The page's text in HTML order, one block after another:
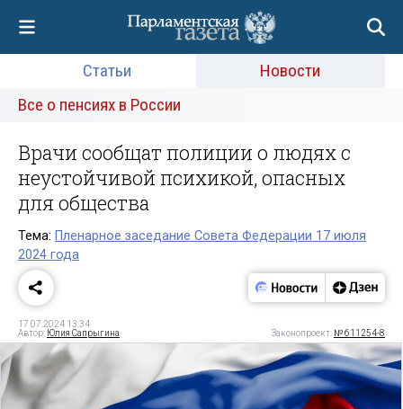
Статьи
Новости
Все о пенсиях в России
Врачи сообщат полиции о людях с
неустойчивой психикой, опасных
для общества
Тема: Пленарное заседание Совета Федерации 17 июля
2024 года
17.07.2024 13:34
Автор: Юлия Сапрыгина Законопроект: № 611254-8